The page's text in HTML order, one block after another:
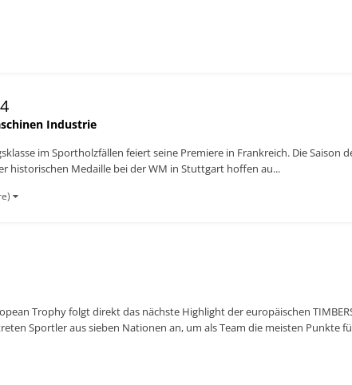
Industrie
im Sportholzfällen feiert seine Premiere in Frankreich. Die Saison
historischen Medaille bei der WM in Stuttgart hoffen au...
Trophy folgt direkt das nächste Highlight der europäischen
Sportler aus sieben Nationen an, um als Team die meisten Punkte